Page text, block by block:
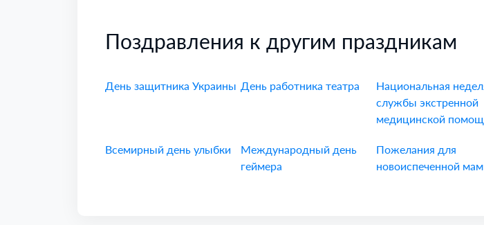
Поздравления к другим праздникам
День защитника Украины День работника театра
Национальная
службы экстренной
медицинской
Всемирный день улыбки
Международный день
геймера
Пожелания для
новоиспеченной